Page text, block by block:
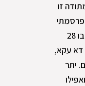
זו
על זכות העמידה, וקובע שברק מוזכר בו 28
דא עקא,
רק 18 פעמים. יתר